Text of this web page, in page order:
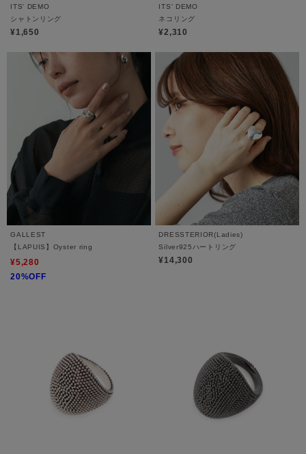
ITS' DEMO
シャトンリング
¥1,650
ITS' DEMO
ネコリング
¥2,310
GALLEST
【LAPUIS】Oyster ring
¥5,280
20%OFF
DRESSTERIOR(Ladies)
Silver925ハートリング
¥14,300